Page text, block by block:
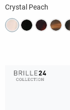
Crystal Peach